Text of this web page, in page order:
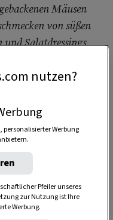
Mäusen
von süßen
Salatdressings,
nutzen?
personalisierter Werbung
Pfeiler unseres
zur Nutzung ist Ihre
Werbung.